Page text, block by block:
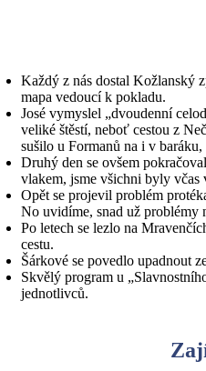
Každý z nás dostal Kožlanský
mapa vedoucí k pokladu.
José vymyslel „dvoudenní
veliké štěstí, neboť cestou z
sušilo u Formanů na i v
Druhý den se ovšem
vlakem, jsme všichni byly včas
Opět se projevil problém
No uvidíme, snad už problémy
Po letech se lezlo na
cestu.
Šárkové se povedlo upadnout
Skvělý program u
jednotlivců.